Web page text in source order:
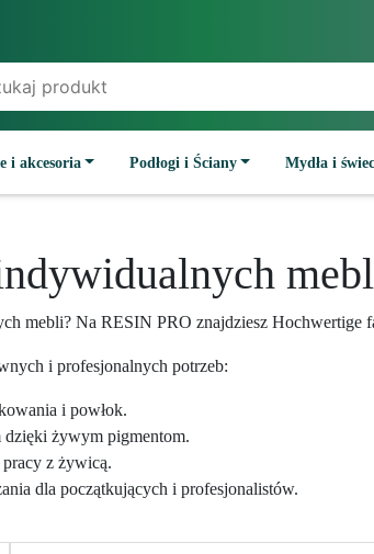
i akcesoria Podłogi i Ściany Mydła i
mebli? Na RESIN PRO znajdziesz
i profesjonalnych potrzeb:
i powłok.
żywym pigmentom.
z żywicą.
dla początkujących i profesjonalistów.